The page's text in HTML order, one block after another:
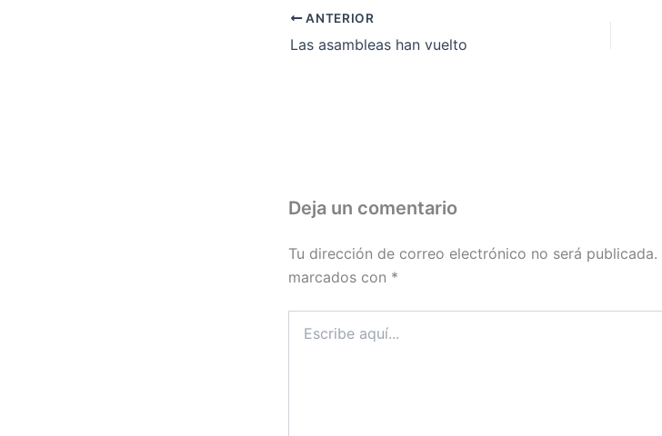
ANTERIOR
Las asambleas han vuelto
Deja un comentario
Tu dirección de correo electrónico no será publicada.
marcados con *
aquí...